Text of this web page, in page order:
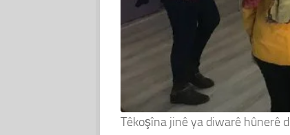
Têkoşîna jinê ya diwarê hûnerê